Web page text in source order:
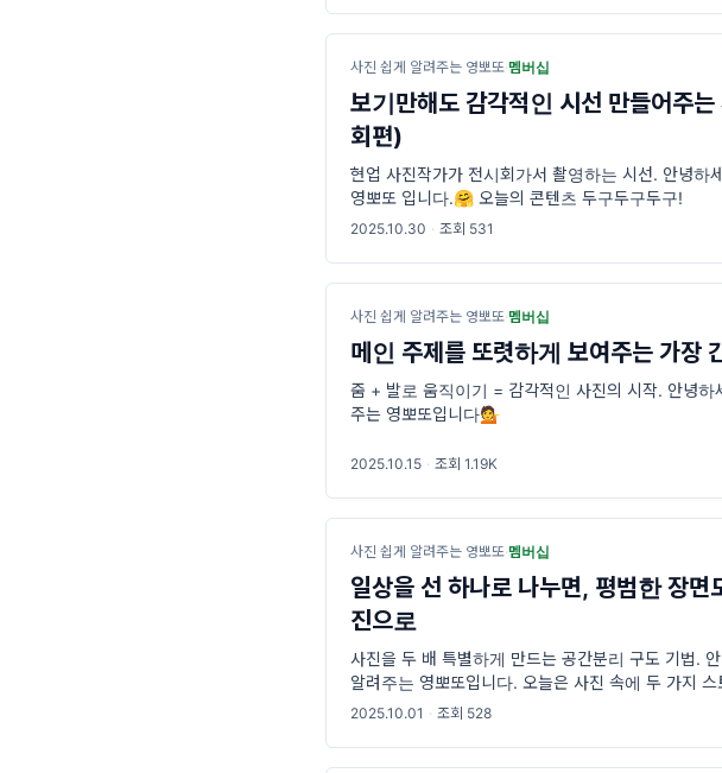
사진 쉽게 알려주는 영뽀또·멤버십
보기만해도 감각적인 시선 만들어주는
회편)
현업 사진작가가 전시회가서 촬영하는 시선. 안녕하
영뽀또 입니다.🤗 오늘의 콘텐츠 두구두구두구!
2025.10.30 · 조회 531
사진 쉽게 알려주는 영뽀또·멤버십
메인 주제를 또렷하게 보여주는 가장
줌 + 발로 움직이기 = 감각적인 사진의 시작. 안녕하
주는 영뽀또입니다💁
2025.10.15 · 조회 1.19K
사진 쉽게 알려주는 영뽀또·멤버십
일상을 선 하나로 나누면, 평범한 장면
진으로
사진을 두 배 특별하게 만드는 공간분리 구도 기법.
알려주는 영뽀또입니다. 오늘은 사진 속에 두 가지
법, 바로 공간분리 구도에 대해 이야기할게요.
2025.10.01 · 조회 528